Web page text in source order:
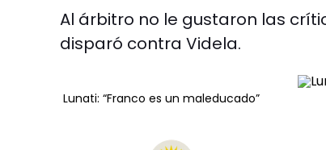
Al árbitro no le gustaron las
disparó contra Videla.
Lunati: “Franco es un maleducado”